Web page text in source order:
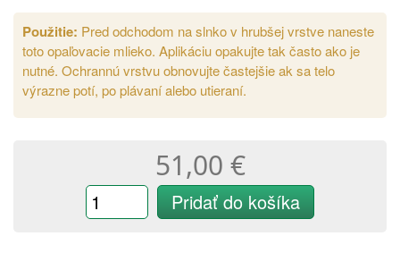
Použitie: Pred odchodom na slnko v hrubšej vrstve naneste
toto opaľovacie mlieko. Aplikáciu opakujte tak často ako je
nutné. Ochrannú vrstvu obnovujte častejšie ak sa telo
výrazne potí, po plávaní alebo utieraní.
51,00 €
Pridať do košíka